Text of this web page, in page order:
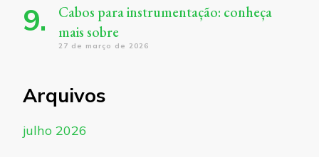
Cabos para instrumentação: conheça
mais sobre
27 de março de 2026
Arquivos
julho 2026